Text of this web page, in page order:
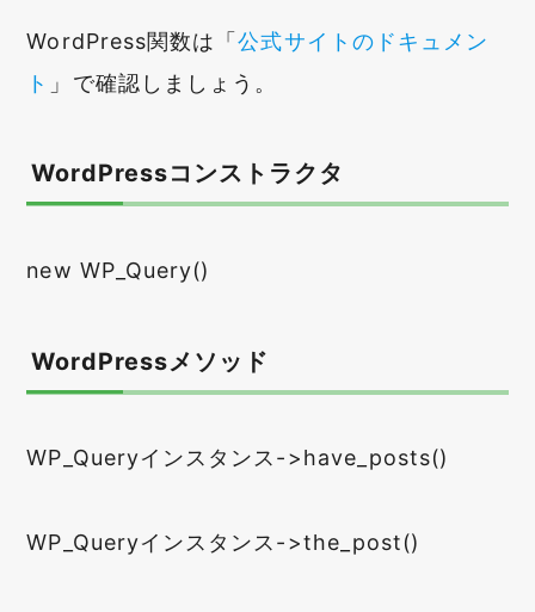
WordPress関数は「公式サイトのドキュメン
ト 」で確認しましょう。
WordPressコンストラクタ
new WP_Query()
WordPressメソッド
WP_Queryインスタンス->have_posts()
WP_Queryインスタンス->the_post()